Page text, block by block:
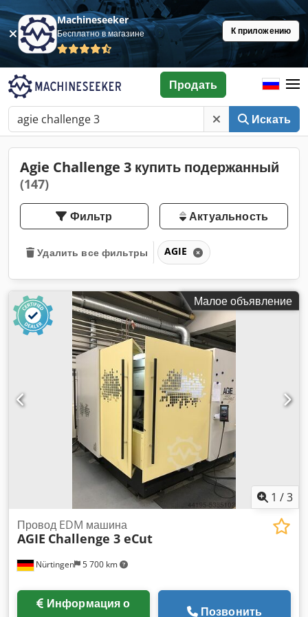
Machineseeker
Бесплатно в магазине К приложению
Искать
Продать
Agie Challenge 3 купить подержанный
(147)
Фильтр Актуальность
Удалить все фильтры AGIE
Малое объявление
1 /3
Nürtingen 5 700 km
Провод EDM машина
AGIE Challenge 3 eCut
Позвонить